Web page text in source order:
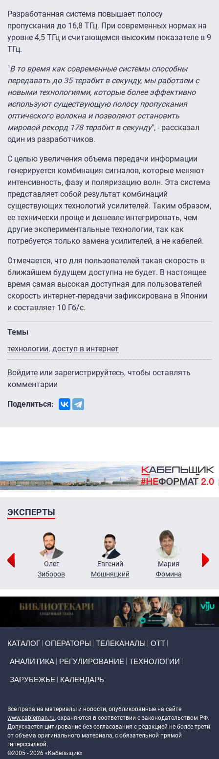
Разработанная система повышает полосу
пропускания до 16,8 ТГц. При современных нормах на
уровне 4,5 ТГц и считающемся высоким показателе в 9
ТГц.
"В то время как современные системы способны
передавать до 35 терабит в секунду, мы работаем с
новыми технологиями, которые более эффективно
используют существующую полосу пропускания
оптического волокна и позволяют остановить
мировой рекорд 178 терабит в секунду", - рассказал
один из разработчиков.
С целью увеличения объема передачи информации
генерируется комбинация сигналов, которые меняют
интенсивность, фазу и поляризацию волн. Эта система
представляет собой результат комбинаций
существующих технологий усилителей. Таким образом,
ее технически проще и дешевле интегрировать, чем
другие экспериментальные технологии, так как
потребуется только замена усилителей, а не кабелей.
Отмечается, что для пользователей такая скорость в
ближайшем будущем доступна не будет. В настоящее
время самая высокая доступная для пользователей
скорость интернет-передачи зафиксирована в Японии
и составляет 10 Гб/с.
Темы
технологии доступ в интернет
Войдите или зарегистрируйтесь, чтобы оставлять
комментарии
Поделиться:
ЭКСПЕРТЫ
Олег
Зиборов
Евгений
Мошняцкий
Мария
Фомина
КАТАЛОГ ОПЕРАТОРЫ ТЕЛЕКАНАЛЫ ОТТ
АНАЛИТИКА РЕГУЛИРОВАНИЕ ТЕХНОЛОГИИ
ЗАРУБЕЖЬЕ КАЛЕНДАРЬ
Все права на материалы и новости, опубликованные на сайте
www.cableman.ru, охраняются в соответствии с законодательством РФ.
Допускается цитирование без согласования с редакцией не более трети
от объема оригинального материала, с обязательной прямой
гиперссылкой.
©2005 - 2026 «Кабельщик»